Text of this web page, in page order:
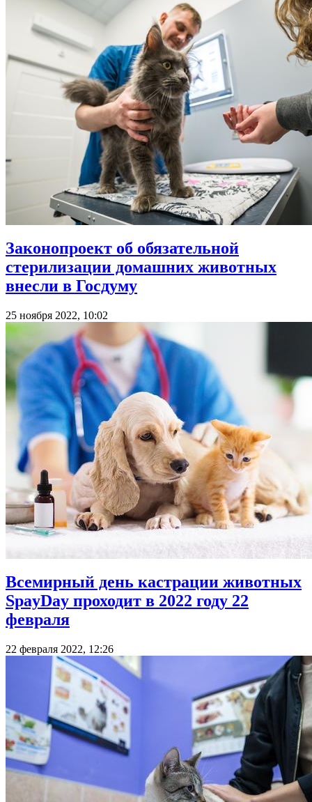
Законопроект об обязательной
стерилизации домашних животных
внесли в Госдуму
25 ноября 2022, 10:02
Всемирный день кастрации животных
SpayDay проходит в 2022 году 22
февраля
22 февраля 2022, 12:26